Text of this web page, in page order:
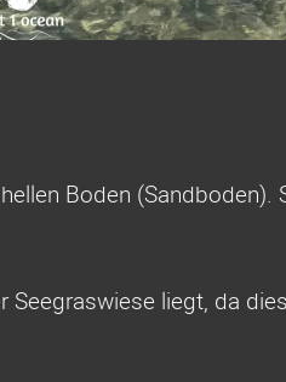
Boden (Sandboden).
liegt, da